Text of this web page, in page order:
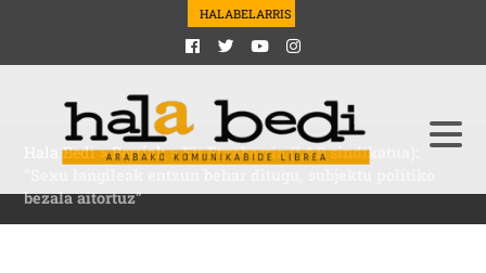
HALABELARRIS
Hala Bedi>Berriak>Eli Etxeberria (LAB sindikatua):
bezala aitortuz”